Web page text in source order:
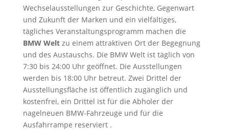
Wechselausstellungen zur Geschichte, Gegenwart
und Zukunft der Marken und ein vielfältiges,
tägliches Veranstaltungsprogramm machen die
BMW Weltzu einem attraktiven Ort der Begegnung
und des Austauschs. Die BMW Welt ist täglich von
7:30 bis 24:00 Uhr geöffnet. Die Ausstellungen
werden bis 18:00 Uhr betreut. Zwei Drittel der
Ausstellungsfläche ist öffentlich zugänglich und
kostenfrei, ein Drittel ist für die Abholer der
nagelneuen BMW-Fahrzeuge und für die
Ausfahrrampe reserviert .